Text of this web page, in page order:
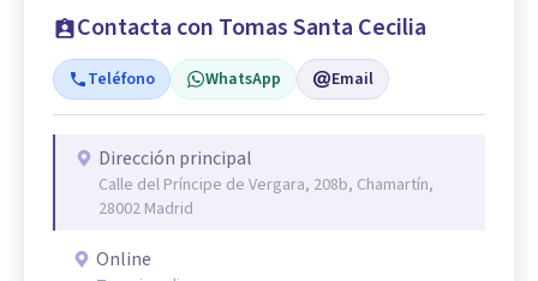
Contacta con Tomas Santa Cecilia
Teléfono WhatsApp Email
Dirección principal
Calle del Príncipe de Vergara, 208b, Chamartín,
28002 Madrid
Online